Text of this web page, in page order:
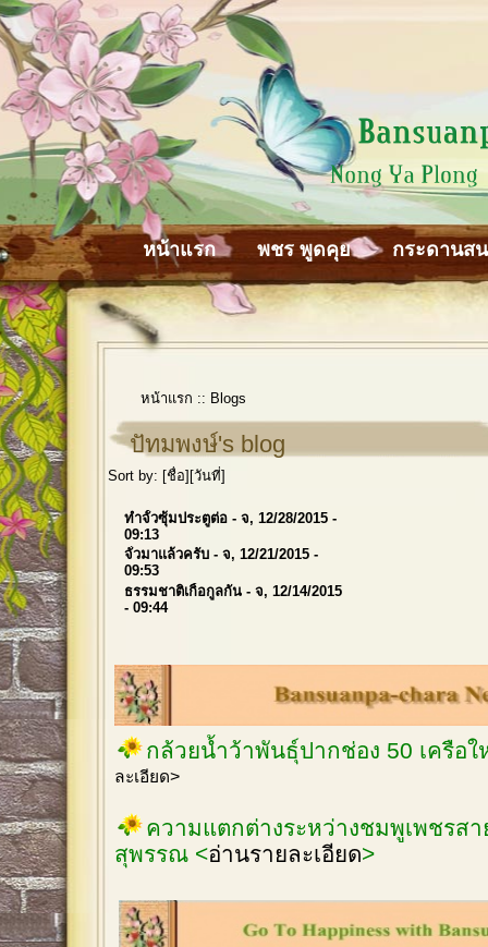
หน้าแรก พชร พูดคุย กระดานส
หน้าแรก :: Blogs
ปัทมพงษ์'s blog
Sort by: [ชื่อ][วันที่]
ทำจั้วซุ้มประตูต่อ - จ, 12/28/2015 -
09:13
จั่วมาแล้วครับ - จ, 12/21/2015 -
09:53
ธรรมชาติเกิ้อกูลกัน - จ, 12/14/2015
- 09:44
กล้วยน้ำว้าพันธุ์ปากช่อง 50 เครือ
ละเอียด>
ความแตกต่างระหว่างชมพูเพชรส
สุพรรณ <อ่านรายละเอียด>